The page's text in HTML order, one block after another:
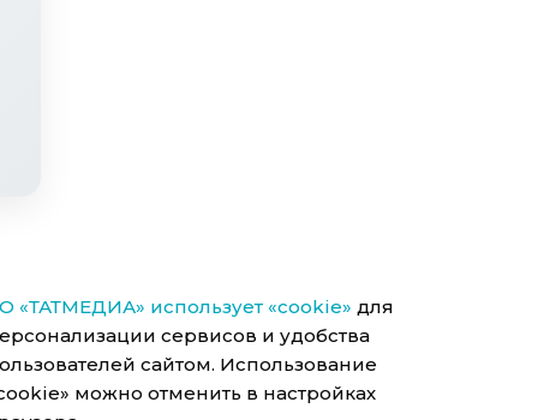
«ТАТМЕДИА» использует «cookie» для
сервисов и удобства
сайтом. Использование
можно отменить в настройках